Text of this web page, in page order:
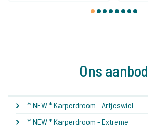
1 2 3 4 5 6 7 8
Ons aanbod
* NEW * Karperdroom - Artjeswiel
* NEW * Karperdroom - Extreme